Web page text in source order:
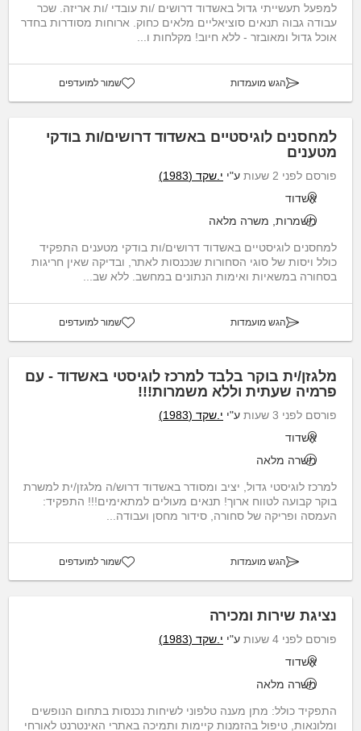
למפעל תעשייתי גדול באשדוד דרושים /ות עובדי /ות אריזה. שכר
עבודה גבוה תנאים סוציאליים מלאים כחוק. ארוחות מסודרות בחדר
אוכל גדול ומאובזר - ללא חיוב! מקלחות ו...
הגש מועמדות שמור למועדפים
למחסנים לוגיסטיים באשדוד דרושים/ות בודקי
מטענים
פורסם לפני 2 שעות ע"י י.שקד (1983)
אשדוד
משמרות, משרה מלאה
למחסנים לוגיסטיים באשדוד דרושים/ות בודקי מטענים התפקיד
כולל ויסות של סוגי הסחורות שנכנסות לאתר, ובדיקה שאין חריגות
בסחורה במשאיות ואימות הנתונים במחשב. ללא שב...
הגש מועמדות שמור למועדפים
מלגזן/ית בוקר בלבד למרכז לוגיסטי באשדוד - עם
פרמיה שעתית וללא משמרות!!!
פורסם לפני 3 שעות ע"י י.שקד (1983)
אשדוד
משרה מלאה
למרכז לוגיסטי גדול, יציב ומסודר באשדוד דרוש/ה מלגזן/ית למשרת
בוקר קבועה לטווח ארוך! תנאים מעולים למתאימים!!! התפקיד:
העמסה ופריקה של סחורה, סידור מחסן ועבודה...
הגש מועמדות שמור למועדפים
נציגת שירות ומכירה
פורסם לפני 4 שעות ע"י י.שקד (1983)
אשדוד
משרה מלאה
התפקיד כולל: מתן מענה טלפוני לשיחות נכנסות בתחום הנופשים
ומלונאות, טיפול בהזמנות קיימות ותמיכה באתרי האינטרנט לאורחי